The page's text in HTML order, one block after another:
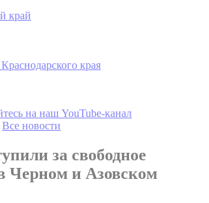
край
края
на наш YouTube-канал
Все новости
за свободное
в Черном и Азовском